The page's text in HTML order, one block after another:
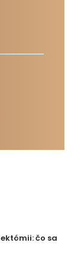
čo sa